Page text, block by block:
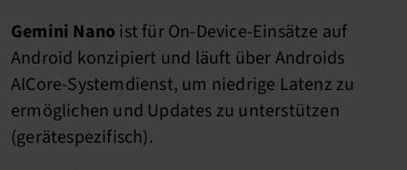
Gemini Nano ist für On-Device-Einsätze auf
Android konzipiert und läuft über Androids
AICore-Systemdienst, um niedrige Latenz zu
ermöglichen und Updates zu unterstützen
(gerätespezifisch).